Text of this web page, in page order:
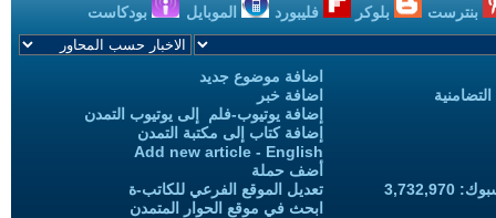
بنترست بلوكر فليبورد الموبايل بودكاست
اضافة موضوع جديد
اضافة خبر
إضافة يوتيوب-فلم إلى يوتيوب التمدن
إضافة كتاب إلى مكتبة التمدن
Add new article - English
أضف حملة
تعديل الموقع الفرعي للكاتب-ة
ابحث في موقع الحوار المتمدن